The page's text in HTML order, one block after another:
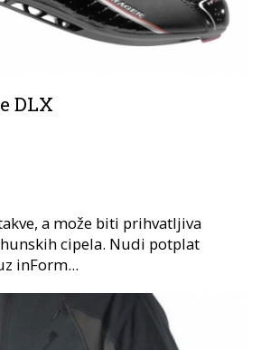
DLX
a može biti prihvatljiva
cipela. Nudi potplat
inForm...